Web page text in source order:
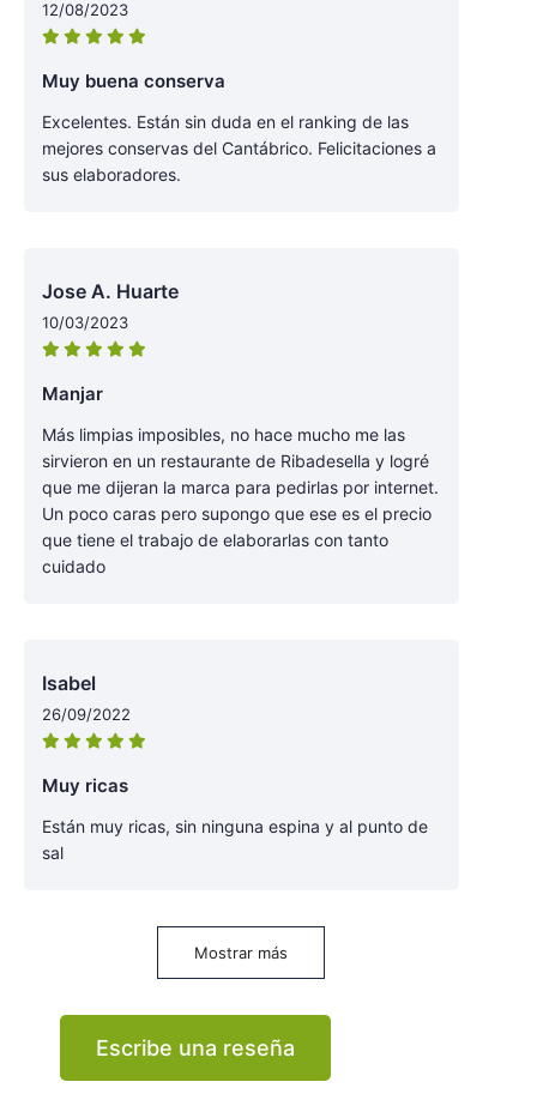
12/08/2023
Muy buena conserva
Excelentes. Están sin duda en el ranking de las
mejores conservas del Cantábrico. Felicitaciones a
sus elaboradores.
Jose A. Huarte
10/03/2023
Manjar
Más limpias imposibles, no hace mucho me las
sirvieron en un restaurante de Ribadesella y logré
que me dijeran la marca para pedirlas por internet.
Un poco caras pero supongo que ese es el precio
que tiene el trabajo de elaborarlas con tanto
cuidado
Isabel
26/09/2022
Muy ricas
Están muy ricas, sin ninguna espina y al punto de
sal
Mostrar más
Escribe una reseña